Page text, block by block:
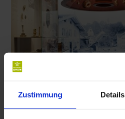
Zustimmung Details